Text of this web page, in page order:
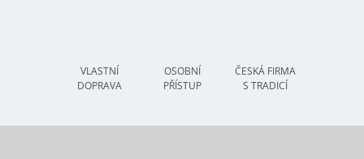
VLASTNÍ
DOPRAVA
OSOBNÍ
PŘÍSTUP
ČESKÁ FIRMA
S TRADICÍ